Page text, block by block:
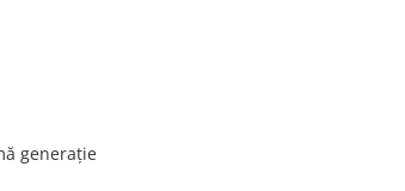
generație